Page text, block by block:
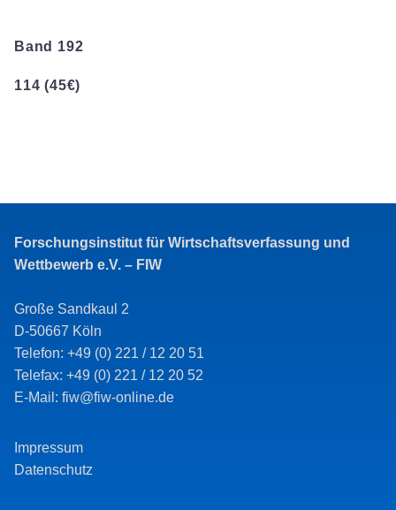
Band 192
114 (45€)
Forschungsinstitut für Wirtschaftsverfassung und
Wettbewerb e.V. – FIW
Große Sandkaul 2
D-50667 Köln
Telefon: +49 (0) 221 / 12 20 51
Telefax: +49 (0) 221 / 12 20 52
E-Mail: fiw@fiw-online.de
Impressum
Datenschutz